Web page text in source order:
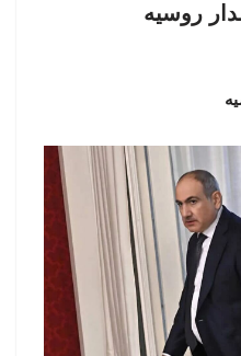
روسیه